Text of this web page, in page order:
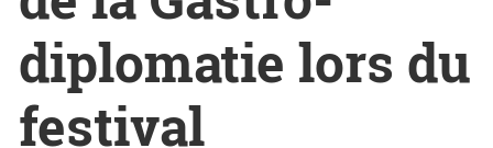
diplomatie lors du
festival